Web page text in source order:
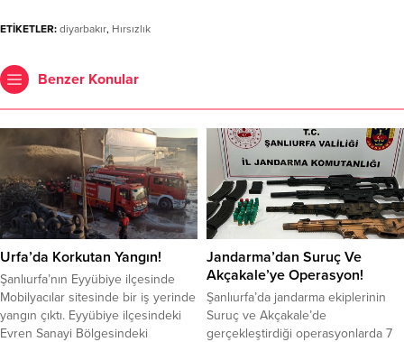
ETİKETLER: diyarbakır, Hırsızlık
Benzer Konular
Urfa’da Korkutan Yangın!
Şanlıurfa’nın Eyyübiye ilçesinde
Mobilyacılar sitesinde bir iş yerinde
yangın çıktı. Eyyübiye ilçesindeki
Evren Sanayi Bölgesindeki
Jandarma’dan Suruç Ve
Akçakale’ye Operasyon!
Şanlıurfa’da jandarma ekiplerinin
Suruç ve Akçakale’de
gerçekleştirdiği operasyonlarda 7